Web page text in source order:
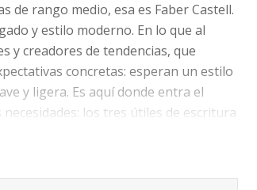
de rango medio, esa es Faber Castell.
y estilo moderno. En lo que al
y creadores de tendencias, que
concretas: esperan un estilo
y ligera. Es aquí donde entra el
los tres útiles de escritura
estilizado.
la temporada 2019-2020.